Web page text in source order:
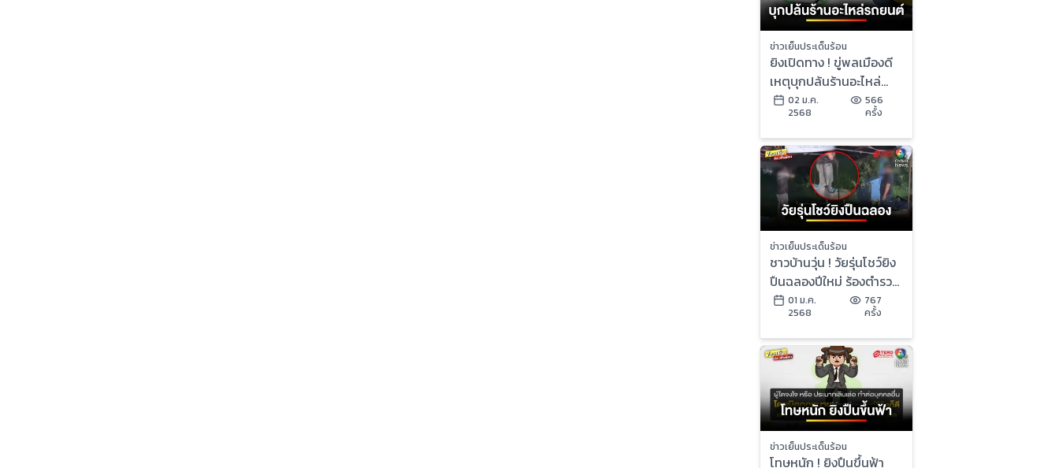
ข่าวเย็นประเด็นร้อน
ยิงเปิดทาง ! ขู่พลเมืองดี
เหตุบุกปล้นร้านอะไหล่
รถยนต์ | ข่าวเย็นประเด็น
ร้อน
02 ม.ค.
2568
566
ครั้ง
ข่าวเย็นประเด็นร้อน
ชาวบ้านวุ่น ! วัยรุ่นโชว์ยิง
ปืนฉลองปีใหม่ ร้องตำรวจ
ตรวจสอบ | ข่าวเย็น
ประเด็นร้อน
01 ม.ค.
2568
767
ครั้ง
ข่าวเย็นประเด็นร้อน
โทษหนัก ! ยิงปืนขึ้นฟ้า